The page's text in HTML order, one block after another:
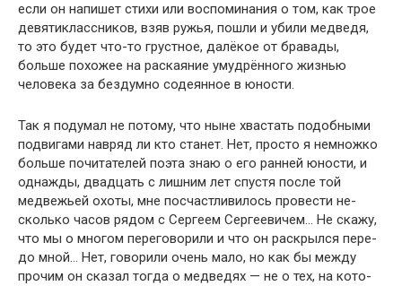
если он напишет стихи или воспоминания о том, как трое
девятиклассников, взяв ружья, пошли и убили медведя,
то это будет что-то грустное, далёкое от брава­ды,
больше похожее на раскаяние умудрённого жизнью
человека за бездумно содеянное в юности.
Так я подумал не потому, что ныне хвастать подобны­ми
подвигами навряд ли кто станет. Нет, просто я не­множко
больше почитателей поэта знаю о его ранней юности, и
однажды, двадцать с лишним лет спустя после той
медвежьей охоты, мне посчастливилось провести не­
сколько часов рядом с Сергеем Сергеевичем… Не скажу,
что мы о многом переговорили и что он раскрылся пере­
до мной… Нет, говорили очень мало, но как бы между
прочим он сказал тогда о медведях — не о тех, на кото­